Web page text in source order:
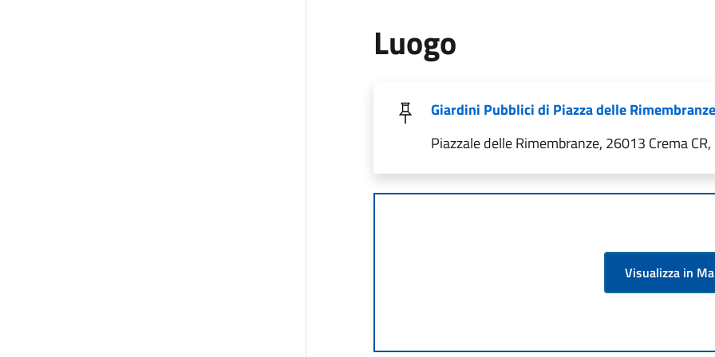
Luogo
Giardini Pubblici di Piazza delle Rimembranze
Piazzale delle Rimembranze, 26013 Crema
Visualizza in